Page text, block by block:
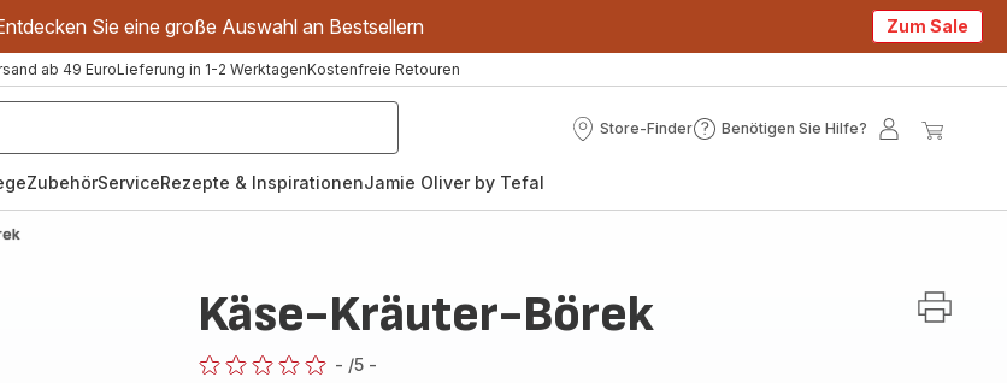
Sie eine große Auswahl an Bestsellern Zum Sale
ab 49 EuroLieferung in 1-2 WerktagenKostenfreie Retouren
Store-Finder
Store-
Benötigen Sie Hilfe?
Benötigen
Mein
ZubehörServiceRezepte & InspirationenJamie Oliver by Tefal
Käse-Kräuter-Börek
- /5 -